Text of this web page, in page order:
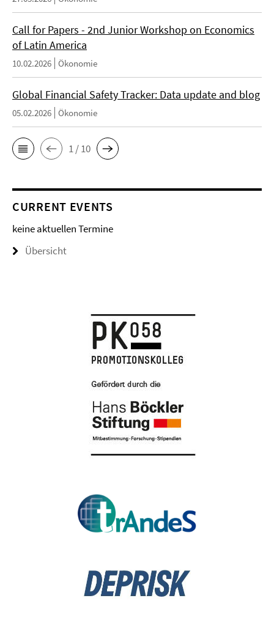
Call for Papers - 2nd Junior Workshop on Economics
of Latin America
10.02.2026 Ökonomie
Global Financial Safety Tracker: Data update and blog
05.02.2026 Ökonomie
1 / 10
CURRENT EVENTS
keine aktuellen Termine
Übersicht